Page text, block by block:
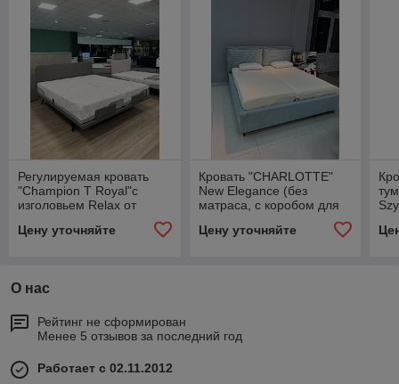
Регулируемая кровать
"Champion T Royal"с
изголовьем Relax от
Израиль
Цену уточняйте
Кровать "CHARLOTTE"
New Elegance (без
матраса, с коробом для
Цену уточняйте
О нас
Рейтинг не сформирован
Менее 5 отзывов за последний год
Работает с 02.11.2012